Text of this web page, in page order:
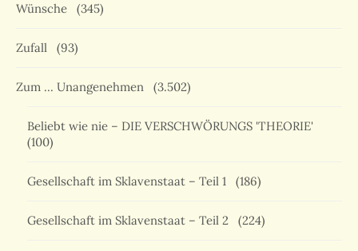
Wünsche (345)
Zufall (93)
Zum … Unangenehmen (3.502)
Beliebt wie nie – DIE VERSCHWÖRUNGS 'THEORIE'
(100)
Gesellschaft im Sklavenstaat – Teil 1 (186)
Gesellschaft im Sklavenstaat – Teil 2 (224)